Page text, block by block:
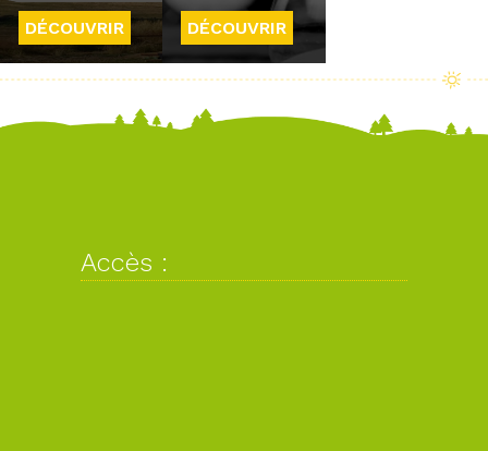
DÉCOUVRIR DÉCOUVRIR
Accès :